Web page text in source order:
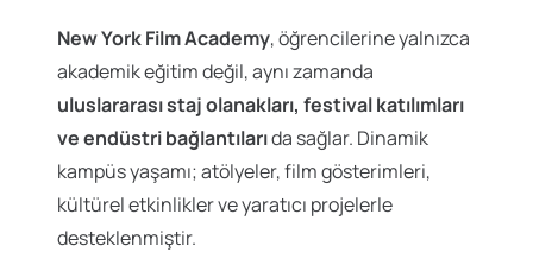
New York Film Academy, öğrencilerine yalnızca
akademik eğitim değil, aynı zamanda
uluslararası staj olanakları, festival katılımları
ve endüstri bağlantılarıda sağlar. Dinamik
kampüs yaşamı; atölyeler, film gösterimleri,
kültürel etkinlikler ve yaratıcı projelerle
desteklenmiştir.